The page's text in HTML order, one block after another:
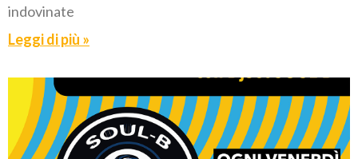
indovinate
Leggi di più »